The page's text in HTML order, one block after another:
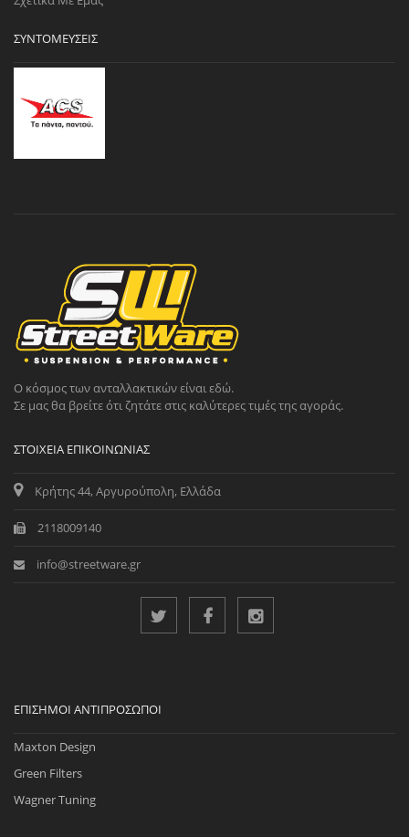
ΣΥΝΤΟΜΕΎΣΕΙΣ
Ο κόσμος των ανταλλακτικών είναι εδώ.
Σε μας θα βρείτε ότι ζητάτε στις καλύτερες τιμές της αγοράς.
ΣΤΟΙΧΕΊΑ ΕΠΙΚΟΙΝΩΝΊΑΣ
Κρήτης 44, Αργυρούπολη, Ελλάδα
2118009140
info@streetware.gr
ΕΠΊΣΗΜΟΙ ΑΝΤΙΠΡΌΣΩΠΟΙ
Maxton Design
Green Filters
Wagner Tuning